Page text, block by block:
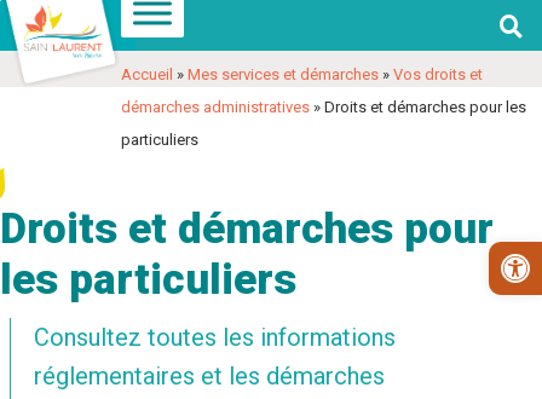
Aller
à
la
Aller
au
contenu
Voir
les
coordonnées

Accueil » Mes services et démarches » Vos droits et
démarches administratives » Droits et démarches pour les
particuliers
Droits et démarches pour
les particuliers
Consultez toutes les informations
réglementaires et les démarches